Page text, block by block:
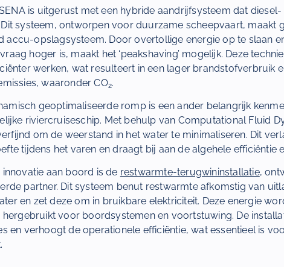
is uitgerust met een hybride aandrijfsysteem dat
systeem, ontworpen voor duurzame scheepvaart, maakt
accu-opslagsysteem. Door overtollige energie op te slaan
hoger is, maakt het ‘peakshaving’ mogelijk. Deze
werken, wat resulteert in een lager brandstofverbruik
waaronder CO2.
geoptimaliseerde romp is een ander belangrijk
riviercruiseschip. Met behulp van Computational Fluid
om de weerstand in het water te minimaliseren. Dit
tijdens het varen en draagt bij aan de algehele efficiëntie
innovatie aan boord is de restwarmte-terugwininstallatie,
partner. Dit systeem benut restwarmte afkomstig van
en zet deze om in bruikbare elektriciteit. Deze energie
hergebruikt voor boordsystemen en voortstuwing. De
en verhoogt de operationele efficiëntie, wat essentieel is